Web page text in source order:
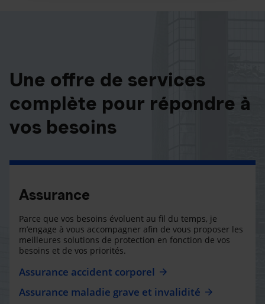
Une offre de services
complète pour répondre à
vos besoins
Assurance
Parce que vos besoins évoluent au fil du temps, je
m’engage à vous accompagner afin de vous proposer les
meilleures solutions de protection en fonction de vos
besoins et de vos priorités.
Assurance accident corporel
Assurance maladie grave et invalidité